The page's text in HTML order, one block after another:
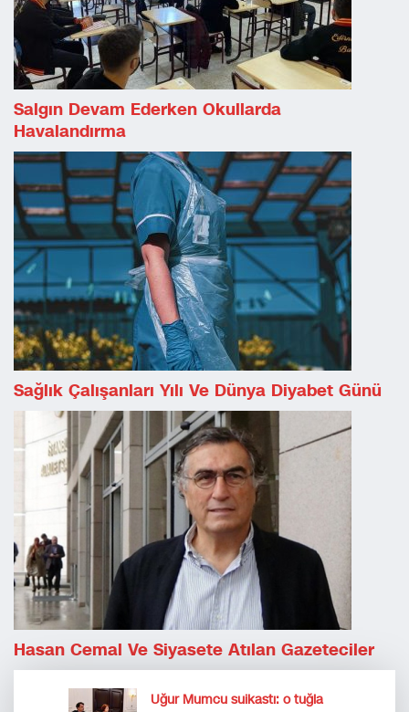
Salgın Devam Ederken Okullarda
Havalandırma
Sağlık Çalışanları Yılı Ve Dünya Diyabet Günü
Hasan Cemal Ve Siyasete Atılan Gazeteciler
Uğur Mumcu suikastı: o tuğla